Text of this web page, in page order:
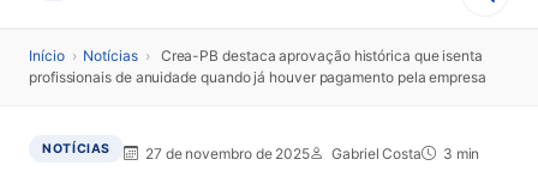
Início › Notícias ›
Crea-PB destaca aprovação histórica que isenta
profissionais de anuidade quando já houver pagamento pela empresa
NOTÍCIAS 27 de novembro de 2025 Gabriel Costa 3 min